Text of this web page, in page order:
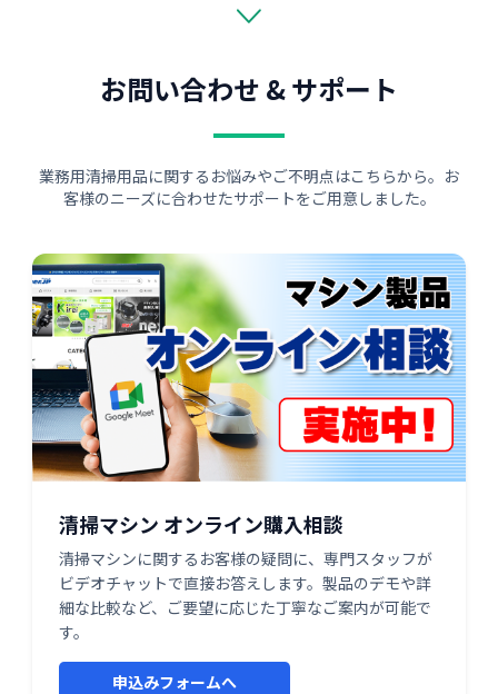
お問い合わせ & サポート
業務用清掃用品に関するお悩みやご不明点はこちらから。お
客様のニーズに合わせたサポートをご用意しました。
清掃マシン オンライン購入相談
清掃マシンに関するお客様の疑問に、専門スタッフが
ビデオチャットで直接お答えします。製品のデモや詳
細な比較など、ご要望に応じた丁寧なご案内が可能で
す。
申込みフォームへ